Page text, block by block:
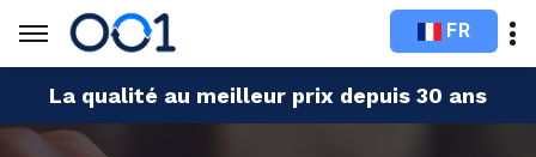
FR
La qualité au meilleur prix depuis 30 ans